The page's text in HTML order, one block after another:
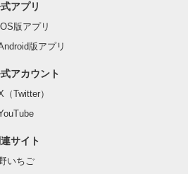
アプリ
版アプリ
版アプリ
アカウント
（Twitter）
サイト
いちご